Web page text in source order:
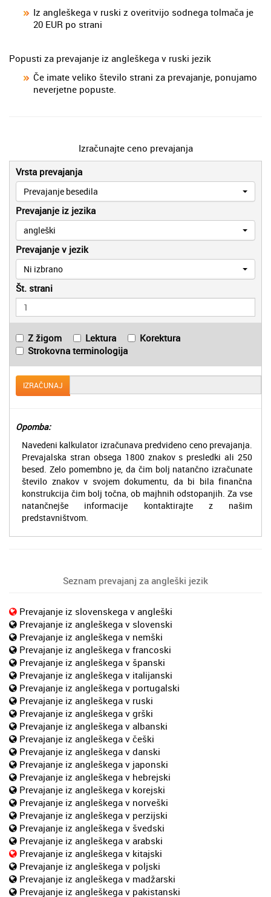
Iz angleškega v ruski z overitvijo sodnega tolmača je
20 EUR po strani
Popusti za prevajanje iz angleškega v ruski jezik
Če imate veliko število strani za prevajanje, ponujamo
neverjetne popuste.
Izračunajte ceno prevajanja
Vrsta prevajanja
Prevajanje besedila
Prevajanje iz jezika
angleški
Prevajanje v jezik
Ni izbrano
Št. strani
Z žigom Lektura
Korektura
Strokovna terminologija
IZRAČUNAJ
Opomba:
Navedeni kalkulator izračunava predvideno ceno prevajanja.
Prevajalska stran obsega 1800 znakov s presledki ali 250
besed. Zelo pomembno je, da čim bolj natančno izračunate
število znakov v svojem dokumentu, da bi bila finančna
konstrukcija čim bolj točna, ob majhnih odstopanjih. Za vse
natančnejše informacije kontaktirajte z našim
predstavništvom.
Seznam prevajanj za angleški jezik
Prevajanje iz slovenskega v angleški
Prevajanje iz angleškega v slovenski
Prevajanje iz angleškega v nemški
Prevajanje iz angleškega v francoski
Prevajanje iz angleškega v španski
Prevajanje iz angleškega v italijanski
Prevajanje iz angleškega v portugalski
Prevajanje iz angleškega v ruski
Prevajanje iz angleškega v grški
Prevajanje iz angleškega v albanski
Prevajanje iz angleškega v češki
Prevajanje iz angleškega v danski
Prevajanje iz angleškega v japonski
Prevajanje iz angleškega v hebrejski
Prevajanje iz angleškega v korejski
Prevajanje iz angleškega v norveški
Prevajanje iz angleškega v perzijski
Prevajanje iz angleškega v švedski
Prevajanje iz angleškega v arabski
Prevajanje iz angleškega v kitajski
Prevajanje iz angleškega v poljski
Prevajanje iz angleškega v madžarski
Prevajanje iz angleškega v pakistanski